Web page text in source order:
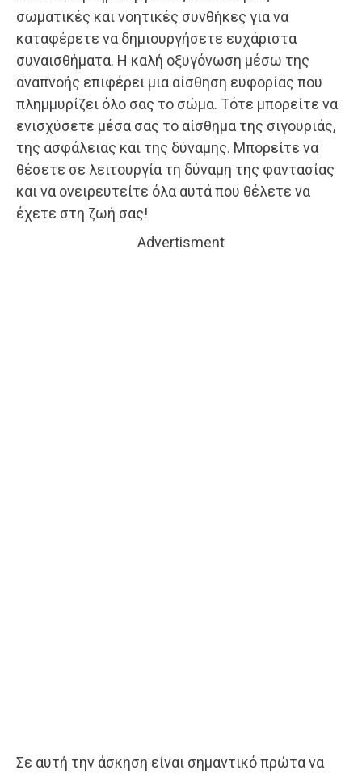
σωματικές και νοητικές συνθήκες για να
καταφέρετε να δημιουργήσετε ευχάριστα
συναισθήματα. Η καλή οξυγόνωση μέσω της
αναπνοής επιφέρει μια αίσθηση ευφορίας που
πλημμυρίζει όλο σας το σώμα. Τότε μπορείτε να
ενισχύσετε μέσα σας το αίσθημα της σιγουριάς,
της ασφάλειας και της δύναμης. Μπορείτε να
θέσετε σε λειτουργία τη δύναμη της φαντασίας
και να ονειρευτείτε όλα αυτά που θέλετε να
έχετε στη ζωή σας!
Advertisment
Σε αυτή την άσκηση είναι σημαντικό πρώτα να